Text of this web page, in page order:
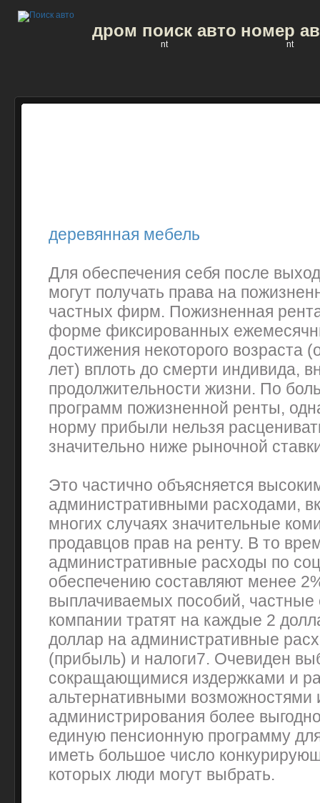
дром поиск авто
nt
номер
nt
деревянная мебель
Для обеспечения себя после
могут получать права на
частных фирм. Пожизненная
форме фиксированных
достижения некоторого возраста
лет) вплоть до смерти индивида,
продолжительности жизни. По
программ пожизненной ренты,
норму прибыли нельзя
значительно ниже рыночной
Это частично объясняется
административными расходами,
многих случаях значительные
продавцов прав на ренту. В то
административные расходы по
обеспечению составляют менее
выплачиваемых пособий, частные
компании тратят на каждые 2
доллар на административные
(прибыль) и налоги7. Очевиден
сокращающимися издержками и
альтернативными возможностями
администрирования более
единую пенсионную программу
иметь большое число
которых люди могут выбрать.